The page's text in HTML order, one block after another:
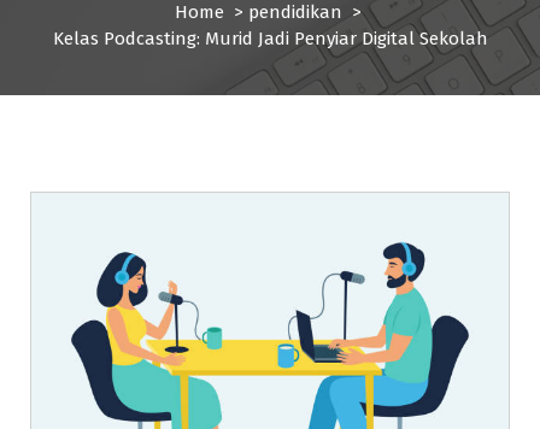
Home > pendidikan >
Kelas Podcasting: Murid Jadi Penyiar Digital Sekolah